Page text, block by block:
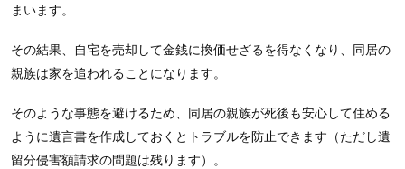
まいます。
その結果、自宅を売却して金銭に換価せざるを得なくなり、同居の
親族は家を追われることになります。
そのような事態を避けるため、同居の親族が死後も安心して住める
ように遺言書を作成しておくとトラブルを防止できます（ただし遺
留分侵害額請求の問題は残ります）。